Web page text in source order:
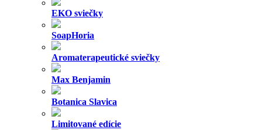
EKO sviečky
SoapHoria
Aromaterapeutické sviečky
Max Benjamin
Botanica Slavica
Limitované edície